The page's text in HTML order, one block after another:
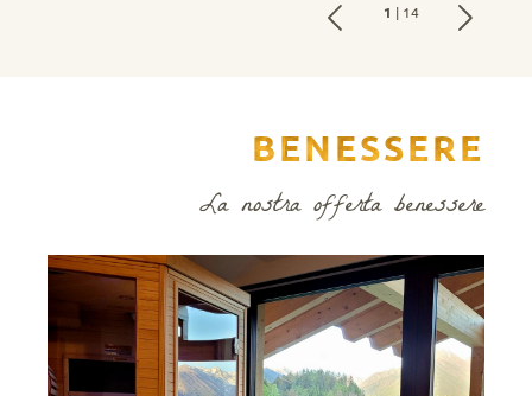
1 | 14
BENESSERE
La nostra offerta benessere